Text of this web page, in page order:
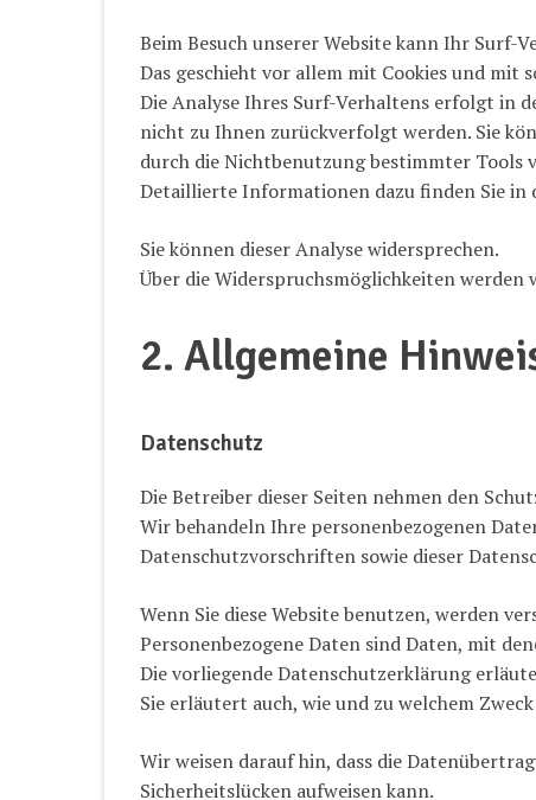
Beim Besuch unserer Website kann Ihr Surf-
Das geschieht vor allem mit Cookies und mit
Die Analyse Ihres Surf-Verhaltens erfolgt in
nicht zu Ihnen zurückverfolgt werden. Sie
durch die Nichtbenutzung bestimmter Tools
Detaillierte Informationen dazu finden Sie in
Sie können dieser Analyse widersprechen.
Über die Widerspruchsmöglichkeiten
2. Allgemeine
Datenschutz
Die Betreiber dieser Seiten nehmen den
Wir behandeln Ihre personenbezogenen
Datenschutzvorschriften sowie dieser
Wenn Sie diese Website benutzen, werden
Personenbezogene Daten sind Daten, mit
Die vorliegende Datenschutzerklärung
Sie erläutert auch, wie und zu welchem
Wir weisen darauf hin, dass die
Sicherheitslücken aufweisen kann.